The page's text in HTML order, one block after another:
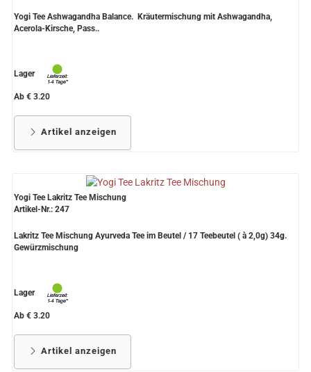
Yogi Tee Ashwagandha Balance. Kräutermischung mit Ashwagandha,
Acerola-Kirsche, Pass..
Lager
Ab € 3.20
Artikel anzeigen
Yogi Tee Lakritz Tee Mischung
Artikel-Nr.: 247
Lakritz Tee Mischung Ayurveda Tee im Beutel / 17 Teebeutel ( à 2,0g) 34g.
Gewürzmischung
Lager
Ab € 3.20
Artikel anzeigen